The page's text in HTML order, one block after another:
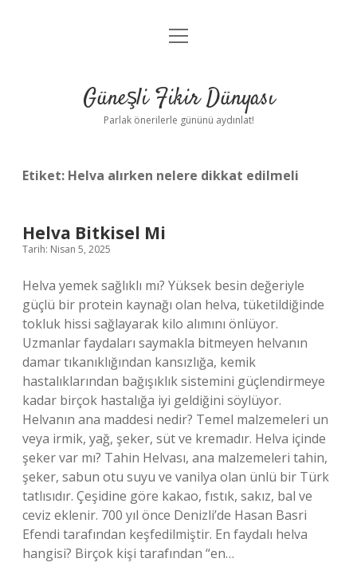
Anasayfa
Yasal Uyarı
menüyü
Güneşli Fikir Dünyası
Parlak önerilerle gününü aydınlat!
Etiket: Helva alırken nelere dikkat edilmeli
Helva Bitkisel Mi
Tarih: Nisan 5, 2025
Helva yemek sağlıklı mı? Yüksek besin değeriyle
güçlü bir protein kaynağı olan helva, tüketildiğinde
tokluk hissi sağlayarak kilo alımını önlüyor.
Uzmanlar faydaları saymakla bitmeyen helvanın
damar tıkanıklığından kansızlığa, kemik
hastalıklarından bağışıklık sistemini güçlendirmeye
kadar birçok hastalığa iyi geldiğini söylüyor.
Helvanın ana maddesi nedir? Temel malzemeleri un
veya irmik, yağ, şeker, süt ve kremadır. Helva içinde
şeker var mı? Tahin Helvası, ana malzemeleri tahin,
şeker, sabun otu suyu ve vanilya olan ünlü bir Türk
tatlısıdır. Çeşidine göre kakao, fıstık, sakız, bal ve
ceviz eklenir. 700 yıl önce Denizli’de Hasan Basri
Efendi tarafından keşfedilmiştir. En faydalı helva
hangisi? Birçok kişi tarafından “en…